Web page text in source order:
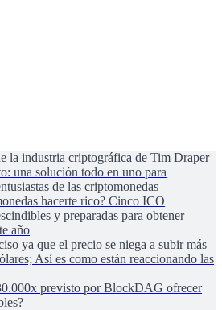
la industria criptográfica de Tim Draper
una solución todo en uno para
de las criptomonedas
hacerte rico? Cinco ICO
y preparadas para obtener
año
ya que el precio se niega a subir más
Así es como están reaccionando las
previsto por BlockDAG ofrecer